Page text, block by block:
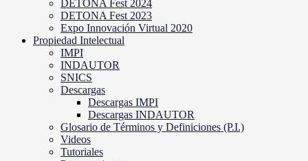
DETONA Fest 2024
DETONA Fest 2023
Expo Innovación Virtual 2020
Propiedad Intelectual
IMPI
INDAUTOR
SNICS
Descargas
Descargas IMPI
Descargas INDAUTOR
Glosario de Términos y Definiciones (P.I.)
Videos
Tutoriales